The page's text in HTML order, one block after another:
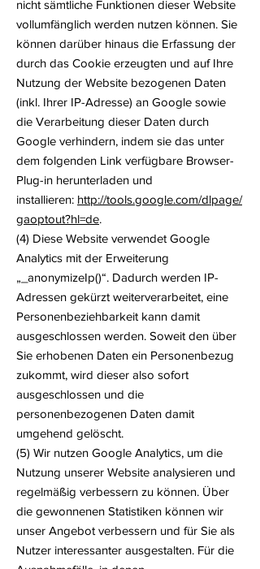
nicht sämtliche Funktionen dieser Website
vollumfänglich werden nutzen können. Sie
können darüber hinaus die Erfassung der
durch das Cookie erzeugten und auf Ihre
Nutzung der Website bezogenen Daten
(inkl. Ihrer IP-Adresse) an Google sowie
die Verarbeitung dieser Daten durch
Google verhindern, indem sie das unter
dem folgenden Link verfügbare Browser-
Plug-in herunterladen und
installieren: http://tools.google.com/dlpage/
gaoptout?hl=de.
(4) Diese Website verwendet Google
Analytics mit der Erweiterung
„_anonymizeIp()“. Dadurch werden IP-
Adressen gekürzt weiterverarbeitet, eine
Personenbeziehbarkeit kann damit
ausgeschlossen werden. Soweit den über
Sie erhobenen Daten ein Personenbezug
zukommt, wird dieser also sofort
ausgeschlossen und die
personenbezogenen Daten damit
umgehend gelöscht.
(5) Wir nutzen Google Analytics, um die
Nutzung unserer Website analysieren und
regelmäßig verbessern zu können. Über
die gewonnenen Statistiken können wir
unser Angebot verbessern und für Sie als
Nutzer interessanter ausgestalten. Für die